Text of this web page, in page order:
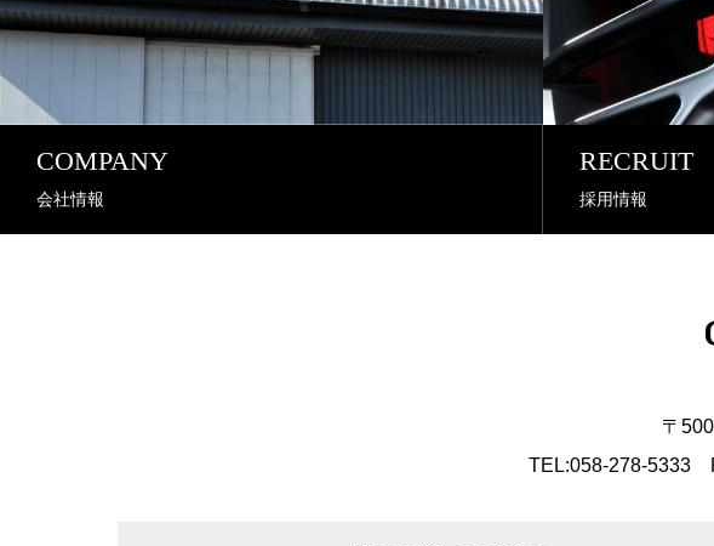
COMPANY
会社情報
RECRUIT
採用情報
〒
TEL:058-278-5333